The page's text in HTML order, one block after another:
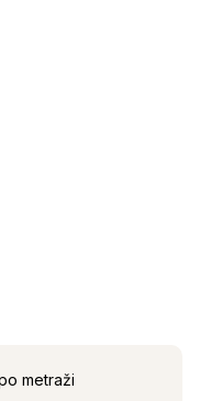
metraži